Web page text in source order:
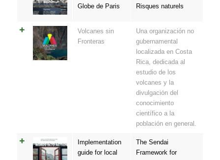
Globe de Paris
Risques naturels
Volcanes sin
Fronteras
Una organización no
gubernamental
localizada en Costa
Rica, dedicada al
estudio de los
volcanes y la
divulgación del
conocimiento
científico a la
población en general.
Implementation
guide for local
The Sendai
Framework for